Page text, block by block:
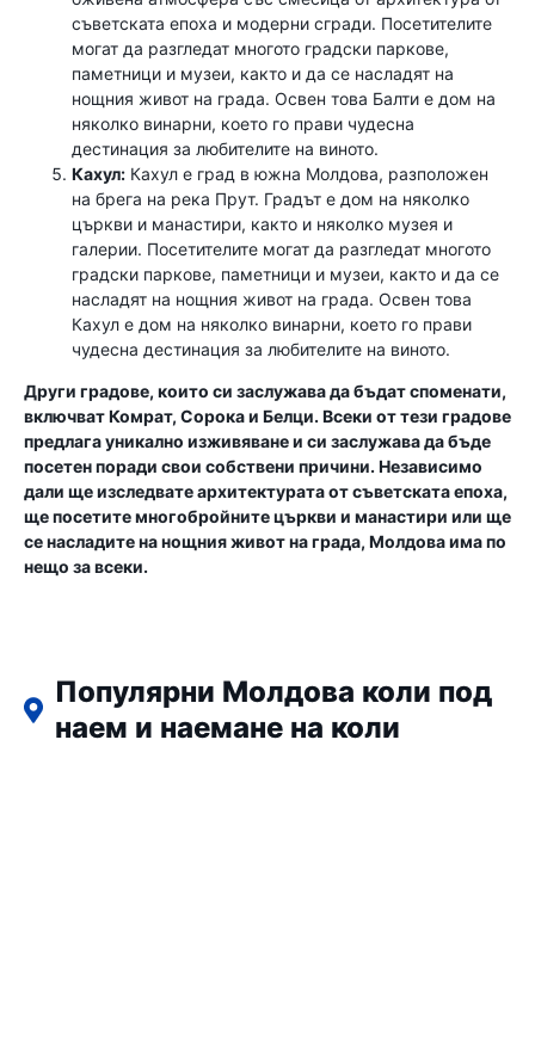
съветската епоха и модерни сгради. Посетителите
могат да разгледат многото градски паркове,
паметници и музеи, както и да се насладят на
нощния живот на града. Освен това Балти е дом на
няколко винарни, което го прави чудесна
дестинация за любителите на виното.
Кахул: Кахул е град в южна Молдова, разположен
на брега на река Прут. Градът е дом на няколко
църкви и манастири, както и няколко музея и
галерии. Посетителите могат да разгледат многото
градски паркове, паметници и музеи, както и да се
насладят на нощния живот на града. Освен това
Кахул е дом на няколко винарни, което го прави
чудесна дестинация за любителите на виното.
Други градове, които си заслужава да бъдат споменати,
включват Комрат, Сорока и Белци. Всеки от тези градове
предлага уникално изживяване и си заслужава да бъде
посетен поради свои собствени причини. Независимо
дали ще изследвате архитектурата от съветската епоха,
ще посетите многобройните църкви и манастири или ще
се насладите на нощния живот на града, Молдова има по
нещо за всеки.
Популярни Молдова коли под
наем и наемане на коли